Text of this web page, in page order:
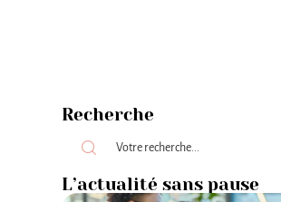
Recherche
L’actualité sans pause